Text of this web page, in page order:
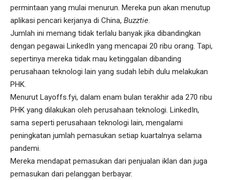
permintaan yang mulai menurun. Mereka pun akan menutup
aplikasi pencari kerjanya di China, Buzztie.
Jumlah ini memang tidak terlalu banyak jika dibandingkan
dengan pegawai LinkedIn yang mencapai 20 ribu orang. Tapi,
sepertinya mereka tidak mau ketinggalan dibanding
perusahaan teknologi lain yang sudah lebih dulu melakukan
PHK.
Menurut Layoffs.fyi, dalam enam bulan terakhir ada 270 ribu
PHK yang dilakukan oleh perusahaan teknologi. LinkedIn,
sama seperti perusahaan teknologi lain, mengalami
peningkatan jumlah pemasukan setiap kuartalnya selama
pandemi.
Mereka mendapat pemasukan dari penjualan iklan dan juga
pemasukan dari pelanggan berbayar.